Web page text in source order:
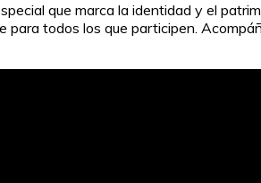
que marca la identidad y el
para todos los que participen.